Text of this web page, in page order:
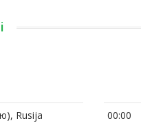
Rusija 00:00